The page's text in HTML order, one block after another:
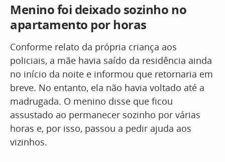
Menino foi deixado sozinho no
apartamento por horas
Conforme relato da própria criança aos
policiais, a mãe havia saído da residência ainda
no início da noite e informou que retornaria em
breve. No entanto, ela não havia voltado até a
madrugada. O menino disse que ficou
assustado ao permanecer sozinho por várias
horas e, por isso, passou a pedir ajuda aos
vizinhos.